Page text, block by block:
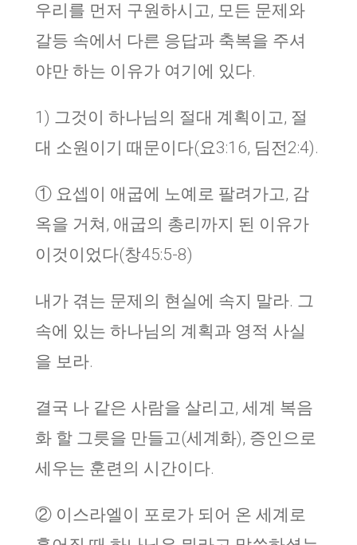
우리를 먼저 구원하시고, 모든 문제와
갈등 속에서 다른 응답과 축복을 주셔
야만 하는 이유가 여기에 있다.
1) 그것이 하나님의 절대 계획이고, 절
대 소원이기 때문이다(요3:16, 딤전2:4).
① 요셉이 애굽에 노예로 팔려가고, 감
옥을 거쳐, 애굽의 총리까지 된 이유가
이것이었다(창45:5-8)
내가 겪는 문제의 현실에 속지 말라. 그
속에 있는 하나님의 계획과 영적 사실
을 보라.
결국 나 같은 사람을 살리고, 세계 복음
화 할 그릇을 만들고(세계화), 증인으로
세우는 훈련의 시간이다.
② 이스라엘이 포로가 되어 온 세계로